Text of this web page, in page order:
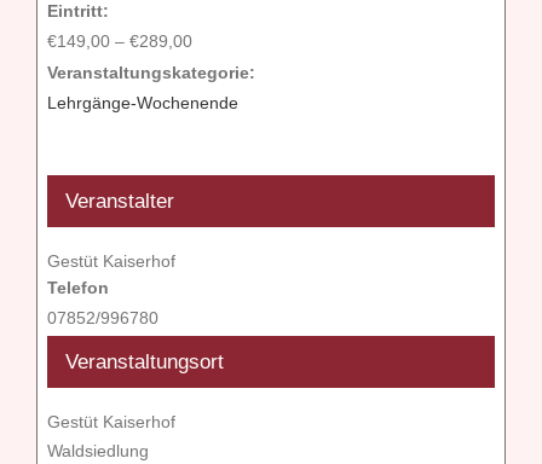
Eintritt:
€149,00 – €289,00
Veranstaltungskategorie:
Lehrgänge-Wochenende
Veranstaltungsort
Gestüt Kaiserhof
Waldsiedlung
Veranstalter
Gestüt Kaiserhof
Telefon
07852/996780